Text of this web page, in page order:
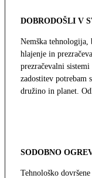
DOBRODOŠLI V
Nemška tehnologija,
hlajenje in
prezračevalni
zadostitev potrebam
družino in planet.
SODOBNO
Tehnološko